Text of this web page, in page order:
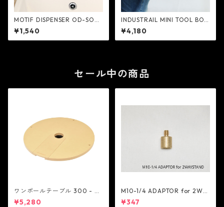
MOTIF DISPENSER OD-SOAP
- POST GENERAL
¥1,540
INDUSTRAIL MINI TOOL BOX
- POST GENERAL
¥4,180
セール中の商品
ワンポールテーブル 300 - be
lmont
¥5,280
M10-1/4 ADAPTOR for 2WA
Y STAND - 5050WORKSHOP
¥347